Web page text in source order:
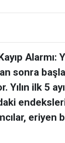
Alarmı:
sonra
Yılın ilk 5